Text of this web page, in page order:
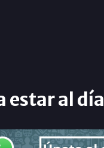
estar al día